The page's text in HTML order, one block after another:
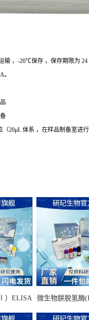
输 ，-20℃保存 ，保存期限为 24
。
（20μL 体系 ，在样品制备室进行
）ELISA
微生物肼脱氢酶